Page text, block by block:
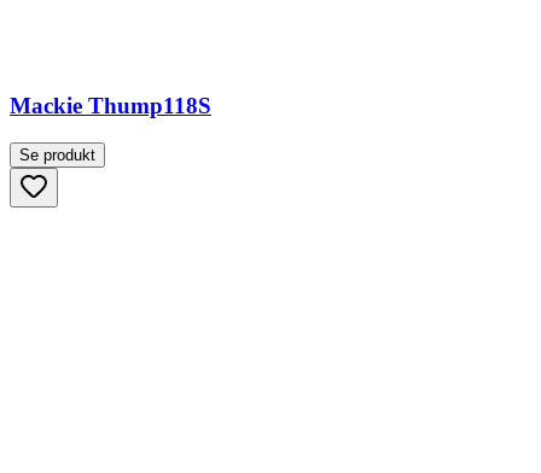
Mackie Thump118S
Se produkt